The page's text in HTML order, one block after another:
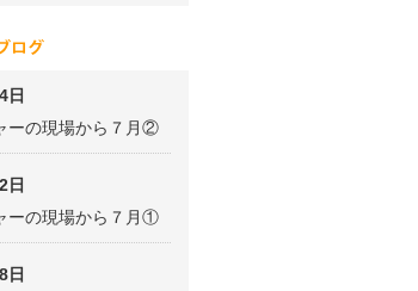
日
ーの現場から７月②
日
ーの現場から７月①
日